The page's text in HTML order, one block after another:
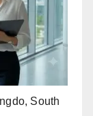
South